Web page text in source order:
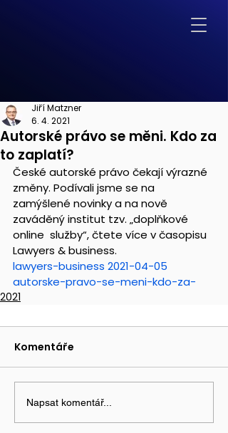
Autorské právo se měni. Kdo za
to zaplatí?
Jiří Matzner
6. 4. 2021
České autorské právo čekají výrazné
změny. Podívali jsme se na
zamýšlené novinky a na nově
zaváděný institut tzv. „doplňkové
online  služby“, čtete více v časopisu
Lawyers & business.
lawyers-business 2021-04-05
autorske-pravo-se-meni-kdo-za-
2021
Komentáře
Napsat komentář...